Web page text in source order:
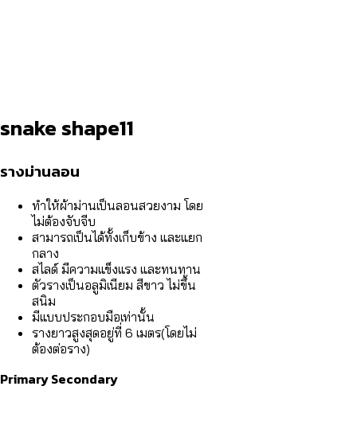
snake shape11
รางม่านลอน
ทำให้ผ้าม่านเป็นลอนสวยงาม โดย
ไม่ต้องจับจีบ
สามารถเป็นได้ทั้งเก็บข้าง และแยก
กลาง
สไลด์ มีความแข็งแรง และทนทาน
ตัวรางเป็นอลูมิเนียม สีขาว ไม่ขึ้น
สนิม
มีแบบประกอบมือเท่านั้น
รางยาวสูงสุดอยู่ที่ 6 เมตร(โดยไม่
ต้องต่อราง)
PrimarySecondary